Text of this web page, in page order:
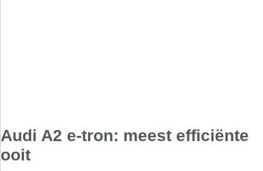
Audi A2 e-tron: meest efficiënte
ooit